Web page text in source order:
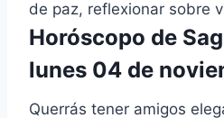
de paz, reflexionar sobre
Horóscopo de
lunes 04 de
Querrás tener amigos